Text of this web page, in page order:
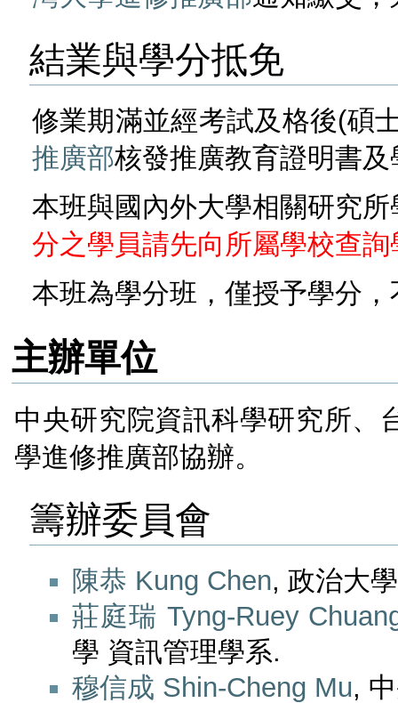
結業與學分抵免
修業期滿並經考試及格後(碩
推廣部核發推廣教育證明書
本班與國內外大學相關研究
分之學員請先向所屬學校查
本班為學分班，僅授予學分
主辦單位
中央研究院資訊科學研究所、
學進修推廣部協辦。
籌辦委員會
陳恭 Kung Chen, 政治大
莊庭瑞 Tyng-Ruey
學 資訊管理學系.
穆信成 Shin-Cheng Mu,